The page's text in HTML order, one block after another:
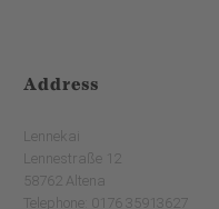
Address
Lennekai
Lennestraße 12
58762 Altena
Telephone: 0176 35913627